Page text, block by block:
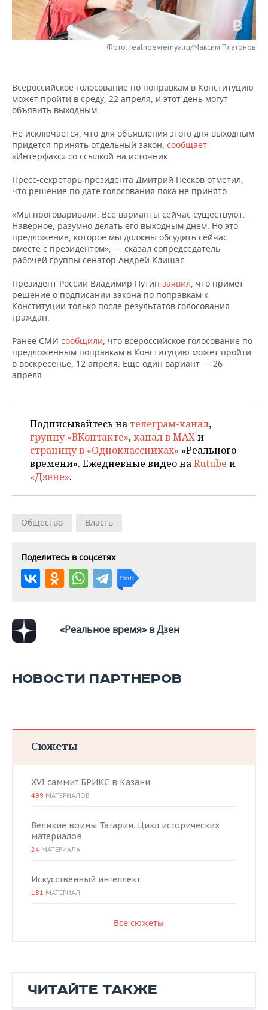
НЕФТЕХИМИЯ
НЕФТЬ
ЭНЕРГЕТИКА
РОЗНИЧНАЯ ТОРГОВЛЯ
НОВОСТИ ТЕХНОЛОГИЙ
ТЕЛЕКОММУНИКАЦИИ
МЕРОПРИЯТИЯ
НОВОСТИ МЕРОПРИЯТИЙ
БИЗНЕС-БРАНЧИ
ONLINE-КОНФЕРЕНЦИИ
ОТКРЫТАЯ ЛЕКЦИЯ
ФУТБОЛ
ХОККЕЙ
БАСКЕТБОЛ
ВОЛЕЙБОЛ
КИБЕРСПОРТ
ФИГУРНОЕ КАТАНИЕ
ХОККЕЙ С МЯЧОМ
НОВОСТИ ОБЩЕСТВА
ВЛАСТЬ
ИНФРАСТРУКТУРА
ИСТОРИЯ
КУЛЬТУРА
МЕДИЦИНА
ПРОИСШЕСТВИЯ
ФОТОГАЛЕРЕЯ
СЮЖЕТЫ
СПРАВОЧНИК
СПИСОК ПЕРСОН
СПИСОК КОМПАНИЙ
ПОЛНАЯ ВЕРСИЯ
Фото: realnoevremya.ru/Максим Платонов
Всероссийское голосование по поправкам в Конституцию
может пройти в среду, 22 апреля, и этот день могут
объявить выходным.
Не исключается, что для объявления этого дня выходным
придется принять отдельный закон, сообщает
«Интерфакс» со ссылкой на источник.
Пресс-секретарь президента Дмитрий Песков отметил,
что решение по дате голосования пока не принято.
«Мы проговаривали. Все варианты сейчас существуют.
Наверное, разумно делать его выходным днем. Но это
предложение, которое мы должны обсудить сейчас
вместе с президентом», — сказал сопредседатель
рабочей группы сенатор Андрей Клишас.
Президент России Владимир Путин заявил, что примет
решение о подписании закона по поправкам к
Конституции только после результатов голосования
граждан.
Ранее СМИ сообщили, что всероссийское голосование по
предложенным поправкам в Конституцию может пройти
в воскресенье, 12 апреля. Еще один вариант — 26
апреля.
Подписывайтесь на телеграм-канал,
группу «ВКонтакте»,канал в MAXи
страницу в «Одноклассниках» «Реального
времени». Ежедневные видео наRutube и
«Дзене».
Общество Власть
Поделитесь в соцсетях
«Реальное время» в Дзен
НОВОСТИ ПАРТНЕРОВ
Сюжеты
XVI саммит БРИКС в Казани
499 МАТЕРИАЛОВ
Великие воины Татарии. Цикл исторических
материалов
24 МАТЕРИАЛА
Искусственный интеллект
181 МАТЕРИАЛ
Все сюжеты
ЧИТАЙТЕ ТАКЖЕ